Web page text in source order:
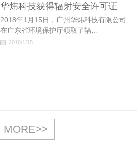
华炜科技获得辐射安全许可证
2018年1月15日，广州华炜科技有限公司
在广东省环境保护厅领取了辐…
2018/1/15
MORE>>